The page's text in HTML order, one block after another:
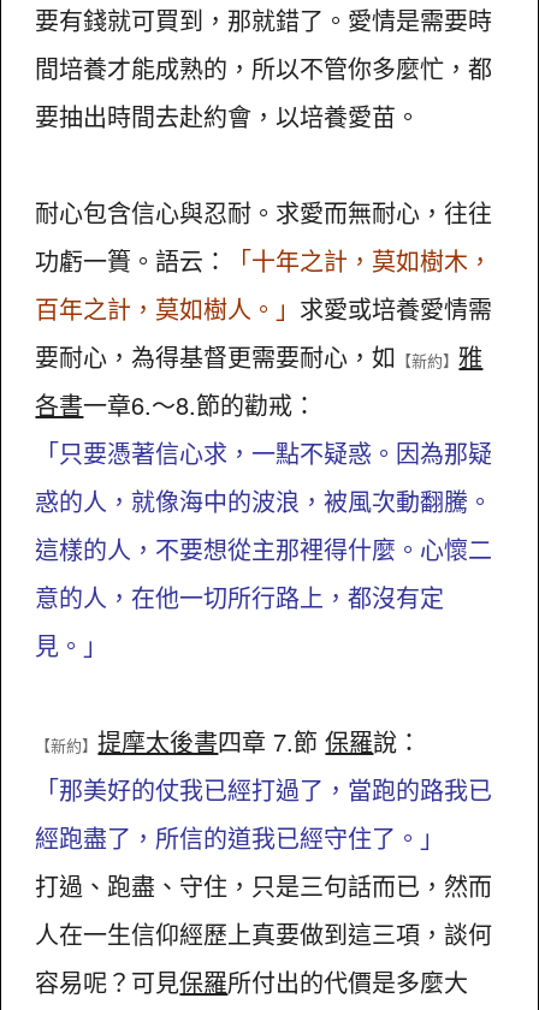
要有錢就可買到，那就錯了。愛情是需要時
間培養才能成熟的，所以不管你多麼忙，都
要抽出時間去赴約會，以培養愛苗。
耐心包含信心與忍耐。求愛而無耐心，往往
功虧一簣。語云：
「十年之計，莫如樹木，
百年之計，莫如樹人。」 求愛或培養愛情需
要耐心，為得基督更需要耐心，如 【新約】雅
各書一章6.～8.節的勸戒：
「只要憑著信心求，一點不疑惑。因為那疑
惑的人，就像海中的波浪，被風次動翻騰。
這樣的人，不要想從主那裡得什麼。心懷二
意的人，在他一切所行路上，都沒有定
見。」
【新約】提摩太後書四章 7.節保羅說：
「那美好的仗我已經打過了，當跑的路我已
經跑盡了，所信的道我已經守住了。」
打過、跑盡、守住，只是三句話而已，然而
人在一生信仰經歷上真要做到這三項，談何
容易呢？可見保羅所付出的代價是多麼大